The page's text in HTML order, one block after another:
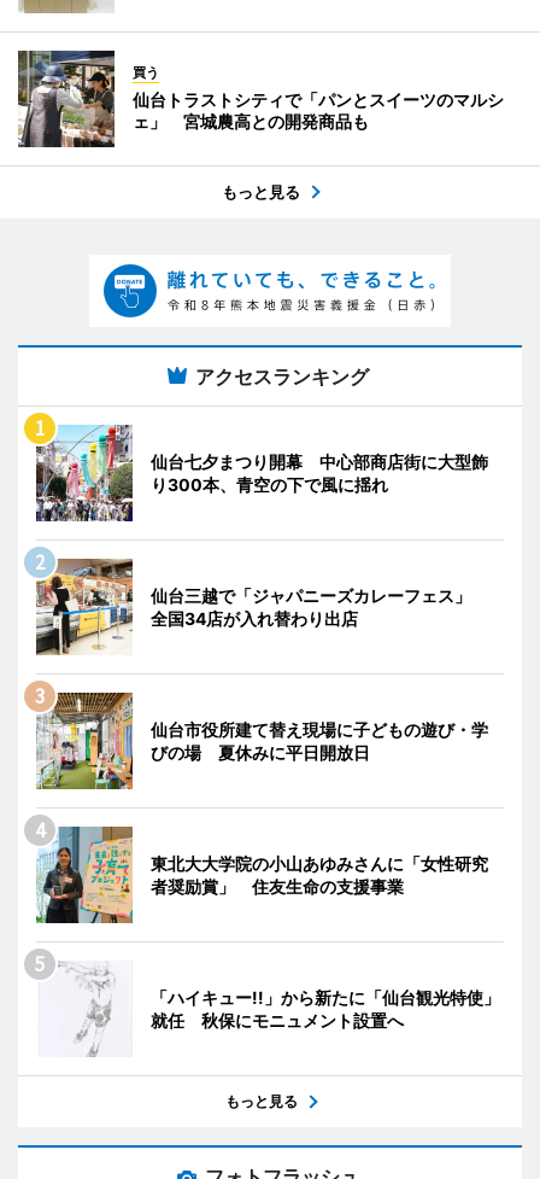
買う
仙台トラストシティで「パンとスイーツのマルシ
ェ」 宮城農高との開発商品も
もっと見る
アクセスランキング
仙台七夕まつり開幕 中心部商店街に大型飾
り300本、青空の下で風に揺れ
仙台三越で「ジャパニーズカレーフェス」
全国34店が入れ替わり出店
仙台市役所建て替え現場に子どもの遊び・学
びの場 夏休みに平日開放日
東北大大学院の小山あゆみさんに「女性研究
者奨励賞」 住友生命の支援事業
「ハイキュー!!」から新たに「仙台観光特使」
就任 秋保にモニュメント設置へ
もっと見る